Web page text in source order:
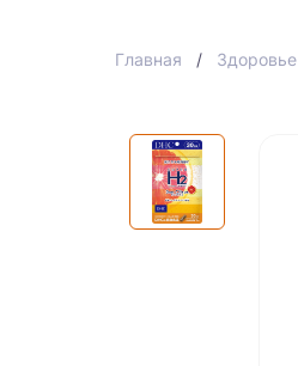
Главная Здоровье